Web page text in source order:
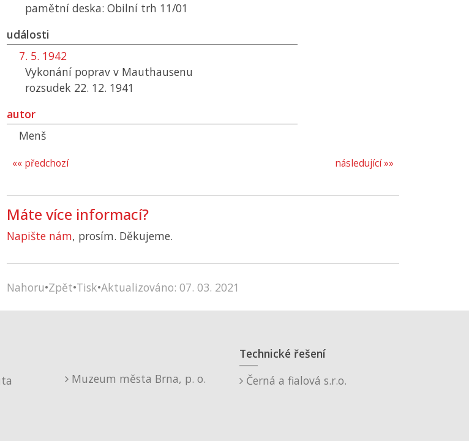
pamětní deska: Obilní trh 11/01
události
7. 5. 1942
Vykonání poprav v Mauthausenu
rozsudek 22. 12. 1941
autor
Menš
následující »»
«« předchozí
Máte více informací?
Napište nám, prosím. Děkujeme.
Nahoru•Zpět•Tisk•Aktualizováno: 07. 03. 2021
Muzeum města Brna, p. o.
Technické řešení
Černá a fialová s.r.o.